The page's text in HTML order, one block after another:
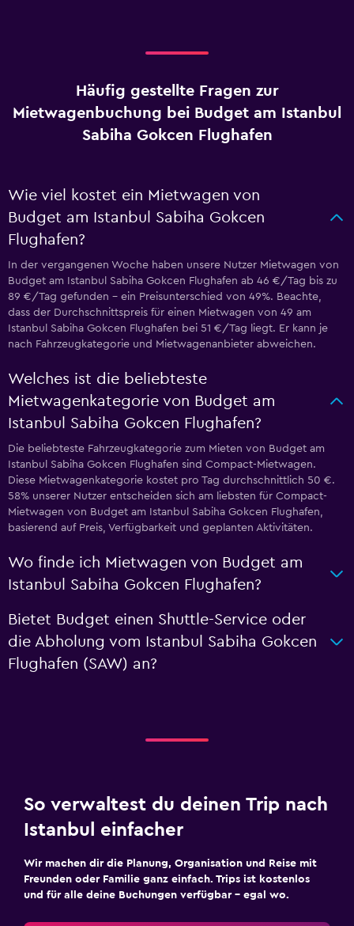
Häufig gestellte Fragen zur
Mietwagenbuchung bei Budget am Istanbul
Sabiha Gokcen Flughafen
Wie viel kostet ein Mietwagen von
Budget am Istanbul Sabiha Gokcen
Flughafen?
In der vergangenen Woche haben unsere Nutzer Mietwagen von
Budget am Istanbul Sabiha Gokcen Flughafen ab 46 €/Tag bis zu
89 €/Tag gefunden – ein Preisunterschied von 49%. Beachte,
dass der Durchschnittspreis für einen Mietwagen von 49 am
Istanbul Sabiha Gokcen Flughafen bei 51 €/Tag liegt. Er kann je
nach Fahrzeugkategorie und Mietwagenanbieter abweichen.
Welches ist die beliebteste
Mietwagenkategorie von Budget am
Istanbul Sabiha Gokcen Flughafen?
Die beliebteste Fahrzeugkategorie zum Mieten von Budget am
Istanbul Sabiha Gokcen Flughafen sind Compact-Mietwagen.
Diese Mietwagenkategorie kostet pro Tag durchschnittlich 50 €.
58% unserer Nutzer entscheiden sich am liebsten für Compact-
Mietwagen von Budget am Istanbul Sabiha Gokcen Flughafen,
basierend auf Preis, Verfügbarkeit und geplanten Aktivitäten.
Wo finde ich Mietwagen von Budget am
Istanbul Sabiha Gokcen Flughafen?
Bietet Budget einen Shuttle-Service oder
die Abholung vom Istanbul Sabiha Gokcen
Flughafen (SAW) an?
So verwaltest du deinen Trip nach
Istanbul einfacher
Wir machen dir die Planung, Organisation und Reise mit
Freunden oder Familie ganz einfach. Trips ist kostenlos
und für alle deine Buchungen verfügbar – egal wo.